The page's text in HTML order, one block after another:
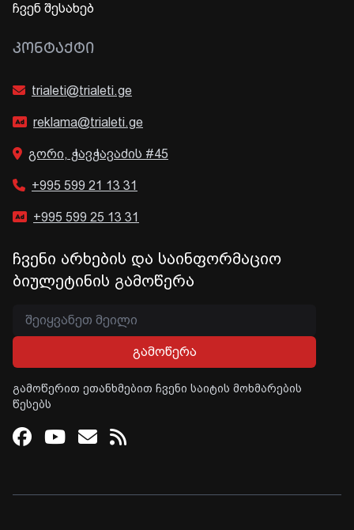
ჩვენ შესახებ
ᲙᲝᲜᲢᲐᲥᲢᲘ
trialeti@trialeti.ge
reklama@trialeti.ge
გორი, ჭავჭავაძის #45
+995 599 21 13 31
+995 599 25 13 31
ჩვენი არხების და საინფორმაციო
ბიულეტინის გამოწერა
გამოწერა
გამოწერით ეთანხმებით ჩვენი საიტის მოხმარების
წესებს
Facebook
Youtube
Email
RSS